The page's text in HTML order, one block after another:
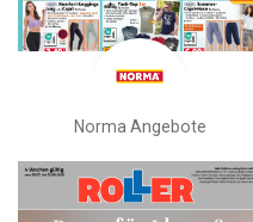
Norma Angebote